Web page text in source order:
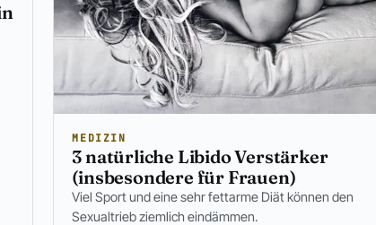
MEDIZIN
3 natürliche Libido Verstärker
(insbesondere für Frauen)
Viel Sport und eine sehr fettarme Diät können den
Sexualtrieb ziemlich eindämmen.